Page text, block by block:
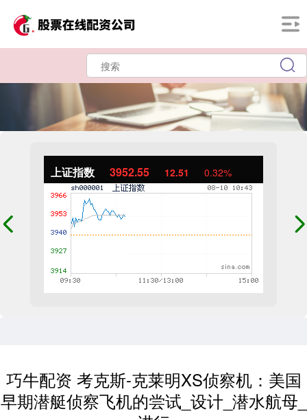
上证指数 3952.55 12.51 0.32%
巧牛配资 考克斯-克莱明XS侦察机：美国
早期潜艇侦察飞机的尝试_设计_潜水航母_